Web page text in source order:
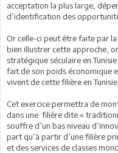
acceptation la plus large,
d’identification des
Or celle-ci peut être faite par
bien illustrer cette approche,
stratégique séculaire en
fait de son poids économique
vivent de cette filière en
Cet exercice permettra de
dans une filière dite «
souffre d’un bas niveau
part qu’à partir d’une filière
et des services de classes